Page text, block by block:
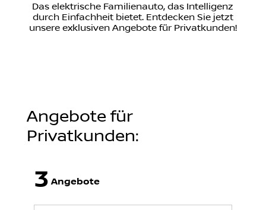
Das elektrische Familienauto, das Intelligenz
durch Einfachheit bietet. Entdecken Sie jetzt
unsere exklusiven Angebote für Privatkunden!
Angebote für
Privatkunden:
3 Angebote